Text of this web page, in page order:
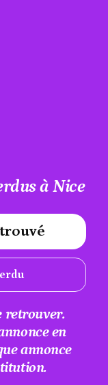
à Nice
retrouver.
en
annonce